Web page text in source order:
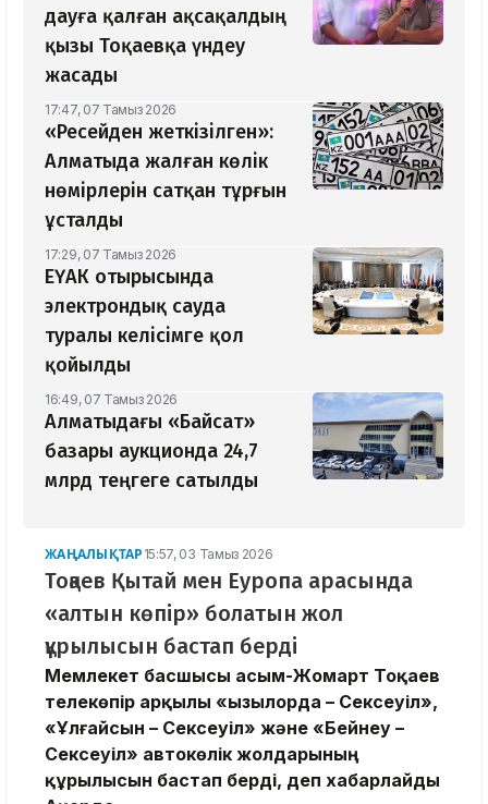
дауға қалған ақсақалдың
қызы Тоқаевқа үндеу
жасады
17:47, 07 Тамыз 2026
«Ресейден жеткізілген»:
Алматыда жалған көлік
нөмірлерін сатқан тұрғын
ұсталды
17:29, 07 Тамыз 2026
ЕҮАК отырысында
электрондық сауда
туралы келісімге қол
қойылды
16:49, 07 Тамыз 2026
Алматыдағы «Байсат»
базары аукционда 24,7
млрд теңгеге сатылды
ЖАҢАЛЫҚТАР 15:57, 03 Тамыз 2026
Тоқаев Қытай мен Еуропа арасында
«алтын көпір» болатын жол
құрылысын бастап берді
Мемлекет басшысы Қасым-Жомарт Тоқаев
телекөпір арқылы «Қызылорда – Сексеуіл»,
«Ұлғайсын – Сексеуіл» және «Бейнеу –
Сексеуіл» автокөлік жолдарының
құрылысын бастап берді, деп хабарлайды